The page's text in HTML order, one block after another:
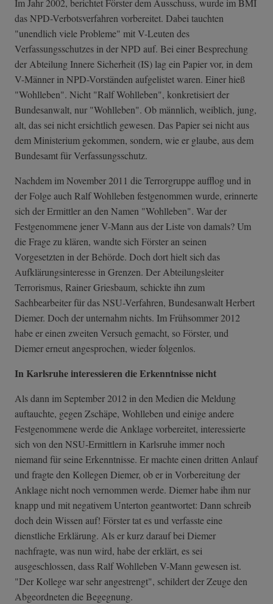
Im Jahr 2002, berichtet Förster dem Ausschuss, wurde im BMI
das NPD-Verbotsverfahren vorbereitet. Dabei tauchten
"unendlich viele Probleme" mit V-Leuten des
Verfassungsschutzes in der NPD auf. Bei einer Besprechung
der Abteilung Innere Sicherheit (IS) lag ein Papier vor, in dem
V-Männer in NPD-Vorständen aufgelistet waren. Einer hieß
"Wohlleben". Nicht "Ralf Wohlleben", konkretisiert der
Bundesanwalt, nur "Wohlleben". Ob männlich, weiblich, jung,
alt, das sei nicht ersichtlich gewesen. Das Papier sei nicht aus
dem Ministerium gekommen, sondern, wie er glaube, aus dem
Bundesamt für Verfassungsschutz.
Nachdem im November 2011 die Terrorgruppe aufflog und in
der Folge auch Ralf Wohlleben festgenommen wurde, erinnerte
sich der Ermittler an den Namen "Wohlleben". War der
Festgenommene jener V-Mann aus der Liste von damals? Um
die Frage zu klären, wandte sich Förster an seinen
Vorgesetzten in der Behörde. Doch dort hielt sich das
Aufklärungsinteresse in Grenzen. Der Abteilungsleiter
Terrorismus, Rainer Griesbaum, schickte ihn zum
Sachbearbeiter für das NSU-Verfahren, Bundesanwalt Herbert
Diemer. Doch der unternahm nichts. Im Frühsommer 2012
habe er einen zweiten Versuch gemacht, so Förster, und
Diemer erneut angesprochen, wieder folgenlos.
In Karlsruhe interessieren die Erkenntnisse nicht
Als dann im September 2012 in den Medien die Meldung
auftauchte, gegen Zschäpe, Wohlleben und einige andere
Festgenommene werde die Anklage vorbereitet, interessierte
sich von den NSU-Ermittlern in Karlsruhe immer noch
niemand für seine Erkenntnisse. Er machte einen dritten Anlauf
und fragte den Kollegen Diemer, ob er in Vorbereitung der
Anklage nicht noch vernommen werde. Diemer habe ihm nur
knapp und mit negativem Unterton geantwortet: Dann schreib
doch dein Wissen auf! Förster tat es und verfasste eine
dienstliche Erklärung. Als er kurz darauf bei Diemer
nachfragte, was nun wird, habe der erklärt, es sei
ausgeschlossen, dass Ralf Wohlleben V-Mann gewesen ist.
"Der Kollege war sehr angestrengt", schildert der Zeuge den
Abgeordneten die Begegnung.